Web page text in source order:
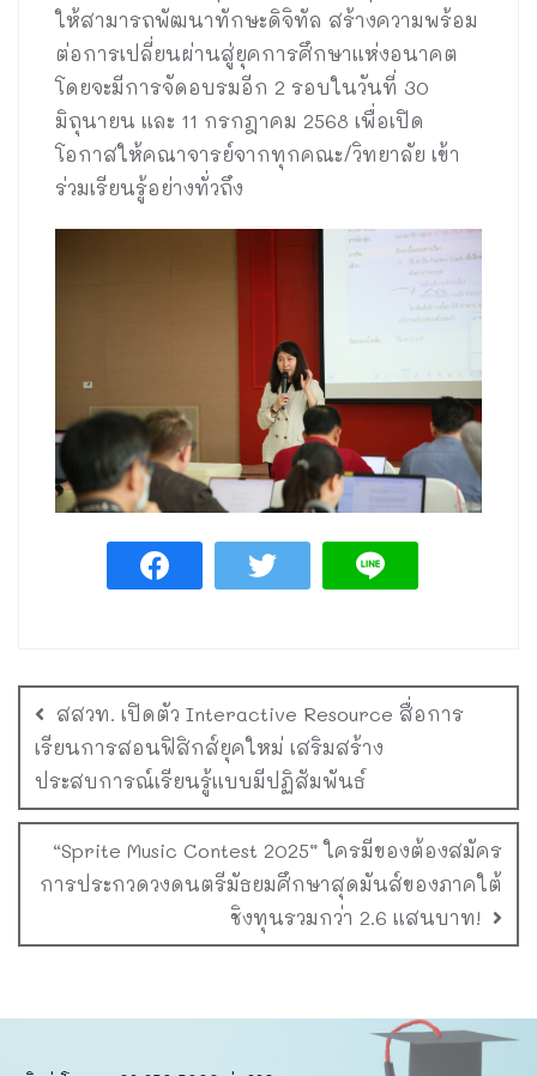
ให้สามารถพัฒนาทักษะดิจิทัล สร้างความพร้อม
ต่อการเปลี่ยนผ่านสู่ยุคการศึกษาแห่งอนาคต
โดยจะมีการจัดอบรมอีก 2 รอบในวันที่ 30
มิถุนายน และ 11 กรกฎาคม 2568 เพื่อเปิด
โอกาสให้คณาจารย์จากทุกคณะ/วิทยาลัย เข้า
ร่วมเรียนรู้อย่างทั่วถึง
สสวท. เปิดตัว Interactive Resource สื่อการ
เรียนการสอนฟิสิกส์ยุคใหม่ เสริมสร้าง
ประสบการณ์เรียนรู้แบบมีปฏิสัมพันธ์
“Sprite Music Contest 2025” ใครมีของต้องสมัคร
การประกวดวงดนตรีมัธยมศึกษาสุดมันส์ของภาคใต้
ชิงทุนรวมกว่า 2.6 แสนบาท!